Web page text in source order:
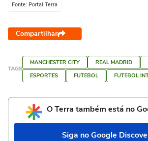
Fonte: Portal Terra
Compartilhar
TAGS
MANCHESTER CITY REAL MADRID
ESPORTES
FUTEBOL FUTEBOL
O Terra também está no
Siga no Google